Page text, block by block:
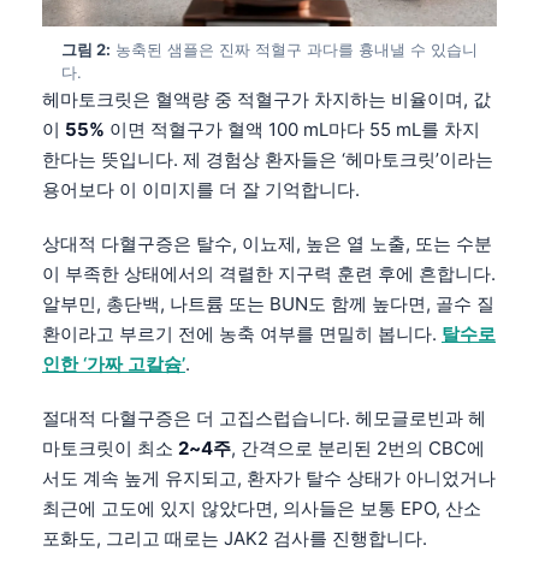
그림 2: 농축된 샘플은 진짜 적혈구 과다를 흉내낼 수 있습니
다.
헤마토크릿은 혈액량 중 적혈구가 차지하는 비율이며, 값
이 55% 이면 적혈구가 혈액 100 mL마다 55 mL를 차지
한다는 뜻입니다. 제 경험상 환자들은 ‘헤마토크릿’이라는
용어보다 이 이미지를 더 잘 기억합니다.
상대적 다혈구증은 탈수, 이뇨제, 높은 열 노출, 또는 수분
이 부족한 상태에서의 격렬한 지구력 훈련 후에 흔합니다.
알부민, 총단백, 나트륨 또는 BUN도 함께 높다면, 골수 질
환이라고 부르기 전에 농축 여부를 면밀히 봅니다. 탈수로
인한 ‘가짜 고칼슘’.
절대적 다혈구증은 더 고집스럽습니다. 헤모글로빈과 헤
마토크릿이 최소 2~4주, 간격으로 분리된 2번의 CBC에
서도 계속 높게 유지되고, 환자가 탈수 상태가 아니었거나
최근에 고도에 있지 않았다면, 의사들은 보통 EPO, 산소
포화도, 그리고 때로는 JAK2 검사를 진행합니다.